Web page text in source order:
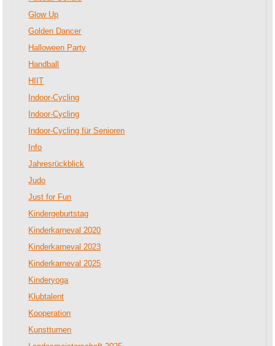
Glow Up
Golden Dancer
Halloween Party
Handball
HIIT
Indoor-Cycling
Indoor-Cycling
Indoor-Cycling für Senioren
Info
Jahresrückblick
Judo
Just for Fun
Kindergeburtstag
Kinderkarneval 2020
Kinderkarneval 2023
Kinderkarneval 2025
Kinderyoga
Klubtalent
Kooperation
Kunstturnen